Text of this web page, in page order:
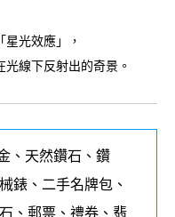
光效應」，
線下反射出的奇景。
、天然鑽石、鑽
錶、二手名牌包、
、郵票、禮券、翡